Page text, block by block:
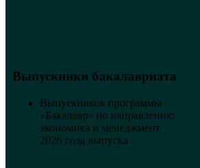
Выпускники бакалавриата
Выпускников программы
«Бакалавр» по направлению
экономика и менеджмент
2026 года выпуска